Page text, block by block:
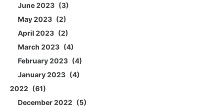
June 2023
3
May 2023
2
April 2023
2
March 2023
4
February 2023
4
January 2023
4
2022
61
December 2022
5